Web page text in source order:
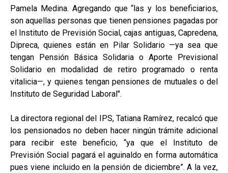
Pamela Medina. Agregando que “las y los beneficiarios,
son aquellas personas que tienen pensiones pagadas por
el Instituto de Previsión Social, cajas antiguas, Capredena,
Dipreca, quienes están en Pilar Solidario —ya sea que
tengan Pensión Básica Solidaria o Aporte Previsional
Solidario en modalidad de retiro programado o renta
vitalicia—, y quienes tengan pensiones de mutuales o del
Instituto de Seguridad Laboral".
La directora regional del IPS, Tatiana Ramírez, recalcó que
los pensionados no deben hacer ningún trámite adicional
para recibir este beneficio, “ya que el Instituto de
Previsión Social pagará el aguinaldo en forma automática
pues viene incluido en la pensión de diciembre”. A la vez,